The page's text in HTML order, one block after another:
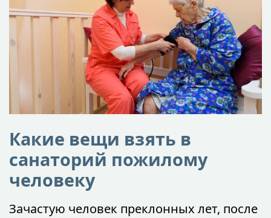
Какие вещи взять в
санаторий пожилому
человеку
Зачастую человек преклонных лет, после